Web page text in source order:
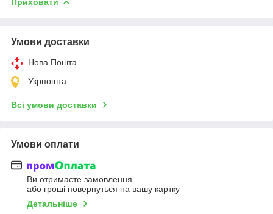
Умови доставки
Нова Пошта
Укрпошта
Всі умови доставки
Умови оплати
Ви отримаєте замовлення
або гроші повернуться на вашу картку
Детальніше